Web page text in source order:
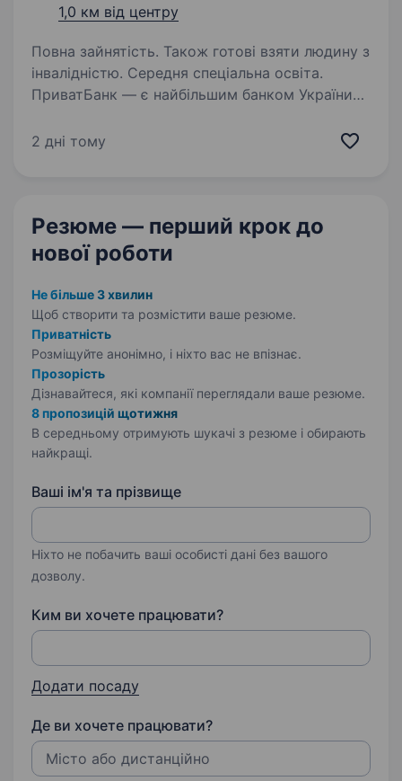
1,0 км від центру
Повна зайнятість. Також готові взяти людину з
інвалідністю. Середня спеціальна освіта.
ПриватБанк — є найбільшим банком України
Займає лідуючі позиції за всіма фінансовими
2 дні тому
Резюме — перший крок до
нової роботи
Не більше 3 хвилин
Щоб створити та розмістити ваше резюме.
Приватність
Розміщуйте анонімно, і ніхто вас не впізнає.
Прозорість
Дізнавайтеся, які компанії переглядали ваше резюме.
8 пропозицій щотижня
В середньому отримують шукачі з резюме і обирають
найкращі.
Ваші ім'я та прізвище
Ніхто не побачить ваші особисті дані без вашого
дозволу.
Ким ви хочете працювати?
Додати посаду
Де ви хочете працювати?